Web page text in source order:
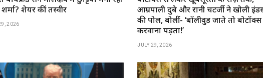
शर्मा? शेयर कीं तस्वीरें
2026
आम्रपाली दुबे और रानी चटर्जी ने खोली
की पोल, बोलीं- ‘बॉलीवुड जाते तो बोटॉक्स
करवाना पड़ता!’
JULY 29, 2026